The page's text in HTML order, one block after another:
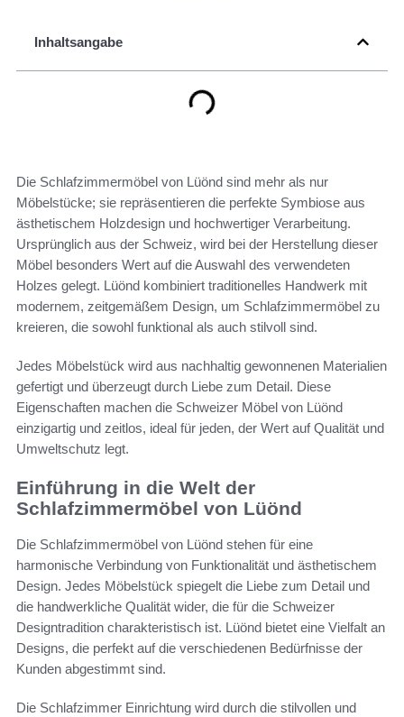
Inhaltsangabe
Die Schlafzimmermöbel von Lüönd sind mehr als nur
Möbelstücke; sie repräsentieren die perfekte Symbiose aus
ästhetischem Holzdesign und hochwertiger Verarbeitung.
Ursprünglich aus der Schweiz, wird bei der Herstellung dieser
Möbel besonders Wert auf die Auswahl des verwendeten
Holzes gelegt. Lüönd kombiniert traditionelles Handwerk mit
modernem, zeitgemäßem Design, um Schlafzimmermöbel zu
kreieren, die sowohl funktional als auch stilvoll sind.
Jedes Möbelstück wird aus nachhaltig gewonnenen Materialien
gefertigt und überzeugt durch Liebe zum Detail. Diese
Eigenschaften machen die Schweizer Möbel von Lüönd
einzigartig und zeitlos, ideal für jeden, der Wert auf Qualität und
Umweltschutz legt.
Einführung in die Welt der
Schlafzimmermöbel von Lüönd
Die Schlafzimmermöbel von Lüönd stehen für eine
harmonische Verbindung von Funktionalität und ästhetischem
Design. Jedes Möbelstück spiegelt die Liebe zum Detail und
die handwerkliche Qualität wider, die für die Schweizer
Designtradition charakteristisch ist. Lüönd bietet eine Vielfalt an
Designs, die perfekt auf die verschiedenen Bedürfnisse der
Kunden abgestimmt sind.
Die Schlafzimmer Einrichtung wird durch die stilvollen und